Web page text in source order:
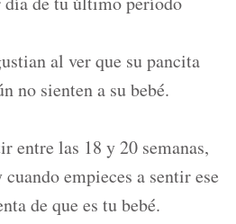
al ver que su pancita
no sienten a su bebé.
entre las 18 y 20 semanas,
empieces a sentir ese
de que es tu bebé.